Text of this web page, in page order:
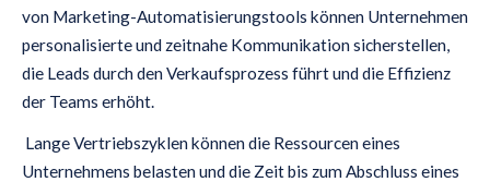
von Marketing-Automatisierungstools können Unternehmen
personalisierte und zeitnahe Kommunikation sicherstellen,
die Leads durch den Verkaufsprozess führt und die Effizienz
der Teams erhöht.
Lange Vertriebszyklen können die Ressourcen eines
Unternehmens belasten und die Zeit bis zum Abschluss eines